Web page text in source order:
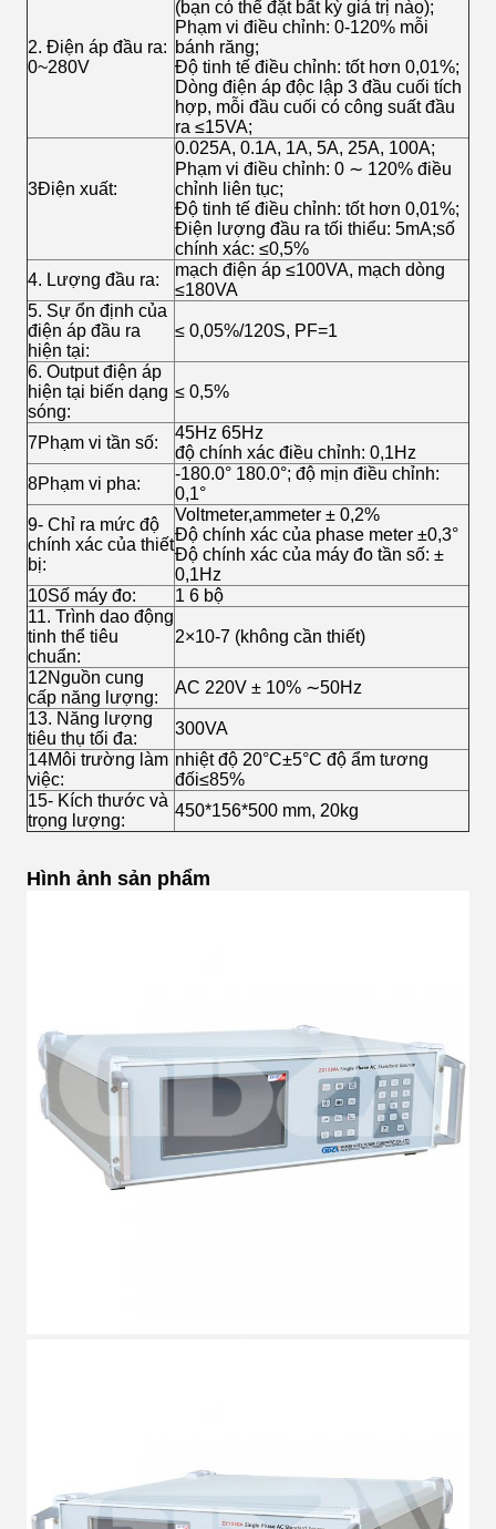
2. Điện áp đầu ra:
0~280V
(bạn có thể đặt bất kỳ giá trị nào);
Phạm vi điều chỉnh: 0-120% mỗi
bánh răng;
Độ tinh tế điều chỉnh: tốt hơn 0,01%;
Dòng điện áp độc lập 3 đầu cuối tích
hợp, mỗi đầu cuối có công suất đầu
ra ≤15VA;
3Điện xuất:
0.025A, 0.1A, 1A, 5A, 25A, 100A;
Phạm vi điều chỉnh: 0 ∼ 120% điều
chỉnh liên tục;
Độ tinh tế điều chỉnh: tốt hơn 0,01%;
Điện lượng đầu ra tối thiểu: 5mA;số
chính xác: ≤0,5%
4. Lượng đầu ra:
mạch điện áp ≤100VA, mạch dòng
≤180VA
5. Sự ổn định của
điện áp đầu ra
hiện tại:
≤ 0,05%/120S, PF=1
6. Output điện áp
hiện tại biến dạng
sóng:
≤ 0,5%
7Phạm vi tần số:
45Hz 65Hz
độ chính xác điều chỉnh: 0,1Hz
8Phạm vi pha:
-180.0° 180.0°; độ mịn điều chỉnh:
0,1°
9- Chỉ ra mức độ
chính xác của thiết
bị:
Voltmeter,ammeter ± 0,2%
Độ chính xác của phase meter ±0,3°
Độ chính xác của máy đo tần số: ±
0,1Hz
10Số máy đo:
1 6 bộ
11. Trình dao động
tinh thể tiêu
chuẩn:
2×10-7 (không cần thiết)
12Nguồn cung
cấp năng lượng:
AC 220V ± 10% ∼50Hz
13. Năng lượng
tiêu thụ tối đa:
300VA
14Môi trường làm
việc:
nhiệt độ 20°C±5°C độ ẩm tương
đối≤85%
15- Kích thước và
trọng lượng:
450*156*500 mm, 20kg
Hình ảnh sản phẩm